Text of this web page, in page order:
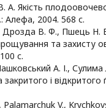
А. Якість
Алефа, 2004. 568 с.
В. Ф., Пшець Н. В.
та захисту
с.
А. І., Сулима
закритого і
Palamarchuk V.,